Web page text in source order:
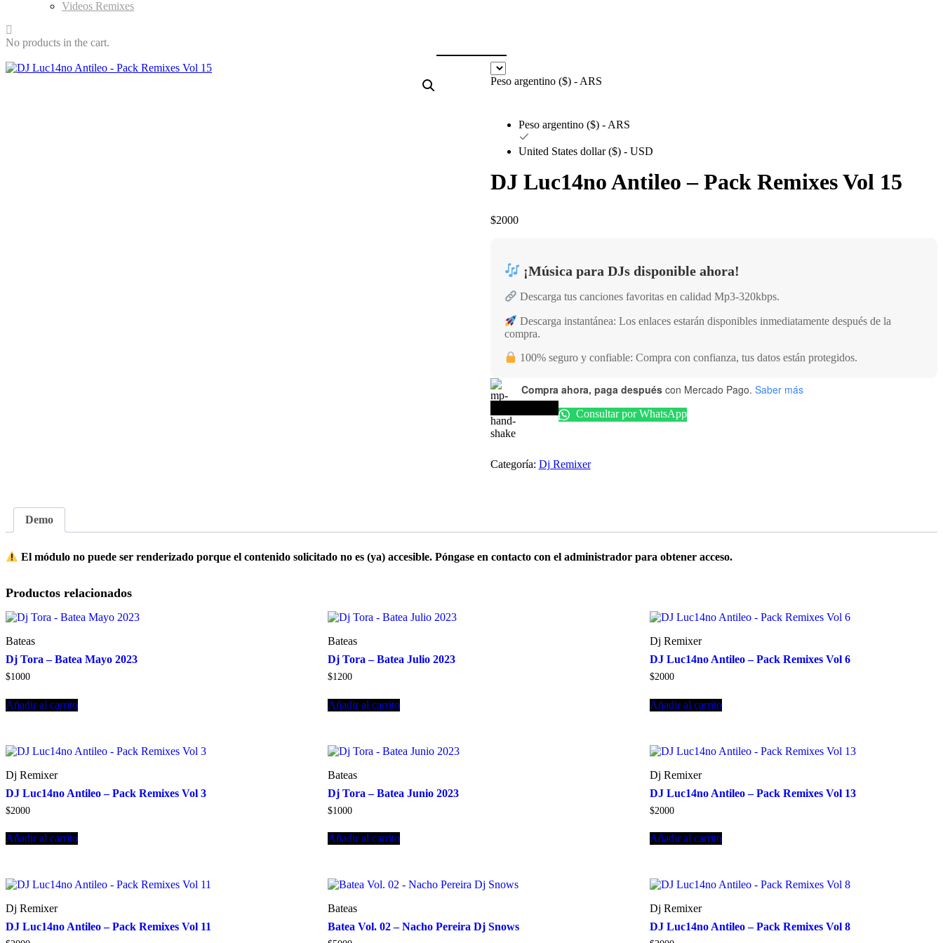
Videos Remixes
No products in the cart.
Peso argentino ($) - ARS
Peso argentino ($) - ARS
United States dollar ($) - USD
DJ Luc14no Antileo – Pack Remixes Vol 15
$2000
¡Música para DJs disponible ahora!
Descarga tus canciones favoritas en calidad Mp3-320kbps.
Descarga instantánea: Los enlaces estarán disponibles inmediatamente después de la
compra.
100% seguro y confiable: Compra con confianza, tus datos están protegidos.
Compra ahora, paga despuéscon Mercado Pago. Saber más
Consultar por WhatsApp
Categoría: Dj Remixer
Demo
El módulo no puede ser renderizado porque el contenido solicitado no es (ya) accesible. Póngase en contacto con el administrador para obtener acceso.
Productos relacionados
Bateas
Dj Tora – Batea Mayo 2023
$1000
Añadir al carrito
Bateas
Dj Tora – Batea Julio 2023
$1200
Añadir al carrito
Dj Remixer
DJ Luc14no Antileo – Pack Remixes Vol 6
$2000
Añadir al carrito
Dj Remixer
DJ Luc14no Antileo – Pack Remixes Vol 3
$2000
Añadir al carrito
Bateas
Dj Tora – Batea Junio 2023
$1000
Añadir al carrito
Dj Remixer
DJ Luc14no Antileo – Pack Remixes Vol 13
$2000
Añadir al carrito
Dj Remixer
DJ Luc14no Antileo – Pack Remixes Vol 11
Bateas
Batea Vol. 02 – Nacho Pereira Dj Snows
Dj Remixer
DJ Luc14no Antileo – Pack Remixes Vol 8